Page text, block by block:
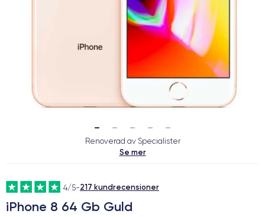
Renoverad av Specialister
Se mer
4/5-217 kundrecensioner
iPhone 8 64 Gb Guld